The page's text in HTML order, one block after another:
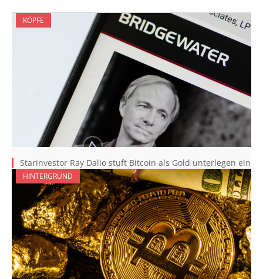
KÖPFE
Starinvestor Ray Dalio stuft Bitcoin als Gold unterlegen ein
HINTERGRUND